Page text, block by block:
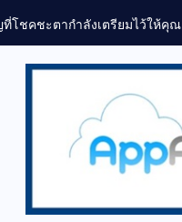
โชคชะตากำลังเตรียมไว้ให้คุณ